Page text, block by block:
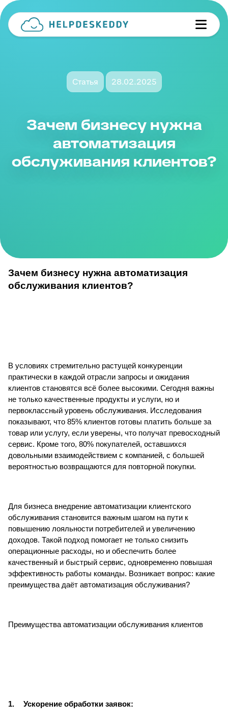
Статья 28.02.2025
Зачем бизнесу нужна
автоматизация
обслуживания клиентов?
Зачем бизнесу нужна автоматизация
обслуживания клиентов?
В условиях стремительно растущей конкуренции
практически в каждой отрасли запросы и ожидания
клиентов становятся всё более высокими. Сегодня важны
не только качественные продукты и услуги, но и
первоклассный уровень обслуживания. Исследования
показывают, что 85% клиентов готовы платить больше за
товар или услугу, если уверены, что получат превосходный
сервис. Кроме того, 80% покупателей, оставшихся
довольными взаимодействием с компанией, с большей
вероятностью возвращаются для повторной покупки.
Для бизнеса внедрение автоматизации клиентского
обслуживания становится важным шагом на пути к
повышению лояльности потребителей и увеличению
доходов. Такой подход помогает не только снизить
операционные расходы, но и обеспечить более
качественный и быстрый сервис, одновременно повышая
эффективность работы команды. Возникает вопрос: какие
преимущества даёт автоматизация обслуживания?
Преимущества автоматизации обслуживания клиентов
1. Ускорение обработки заявок: